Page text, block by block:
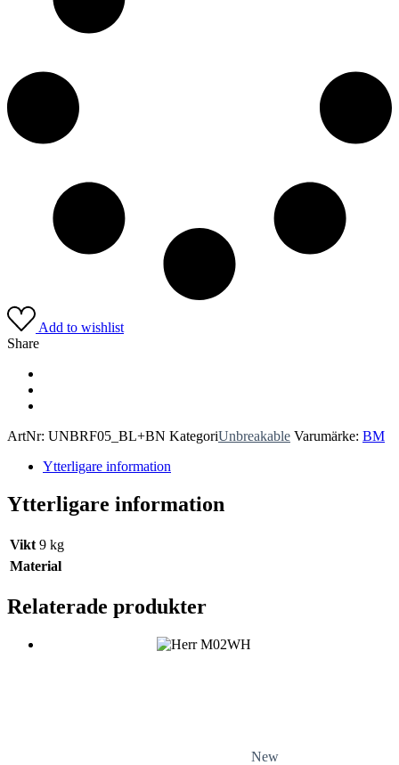
Add to wishlist
Share
ArtNr: UNBRF05_BL+BN KategoriUnbreakable Varumärke: BM
Ytterligare information
Ytterligare information
Vikt 9 kg
Material
Relaterade produkter
New